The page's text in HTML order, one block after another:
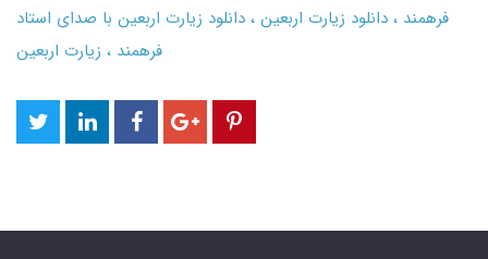
فرهمند
دانلود زیارت اربعین دانلود زیارت اربعین با صدای استاد
فرهمند
زیارت اربعین